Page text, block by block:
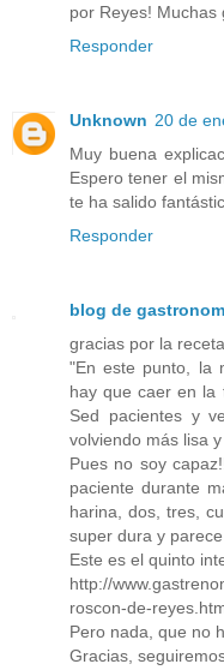
por Reyes! Muchas
Responder
Unknown 20 de
Muy buena
Espero tener el
te ha salido
Responder
blog de
gracias por la
"En este punto, la
hay que caer en la
Sed pacientes y
volviendo más lisa
Pues no soy
paciente durante
harina, dos, tres,
super dura y
Este es el quinto
http://
roscon-de-
Pero nada, que no
Gracias,